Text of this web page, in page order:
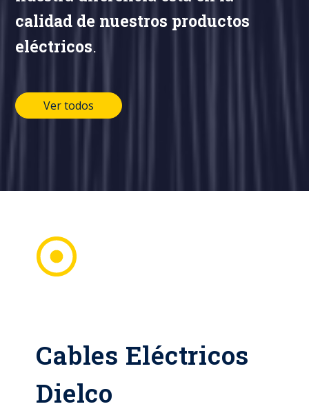
calidad de nuestros productos
eléctricos.
Ver todos
Cables Eléctricos
Dielco